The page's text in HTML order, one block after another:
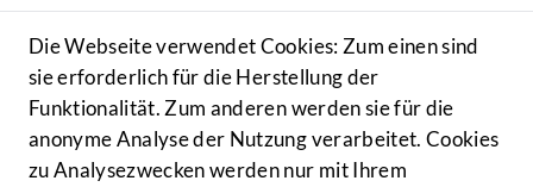
Benutzer
Navigationsmenü öffnen
MENÜ
Die Webseite verwendet Cookies: Zum einen sind
sie erforderlich für die Herstellung der
Funktionalität. Zum anderen werden sie für die
anonyme Analyse der Nutzung verarbeitet. Cookies
zu Analysezwecken werden nur mit Ihrem